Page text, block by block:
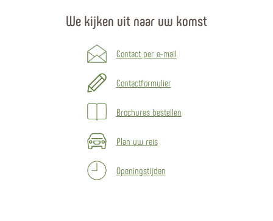
We kijken uit naar uw komst
Contact per e-mail
Contactformulier
Brochures bestellen
Plan uw reis
Openingstijden